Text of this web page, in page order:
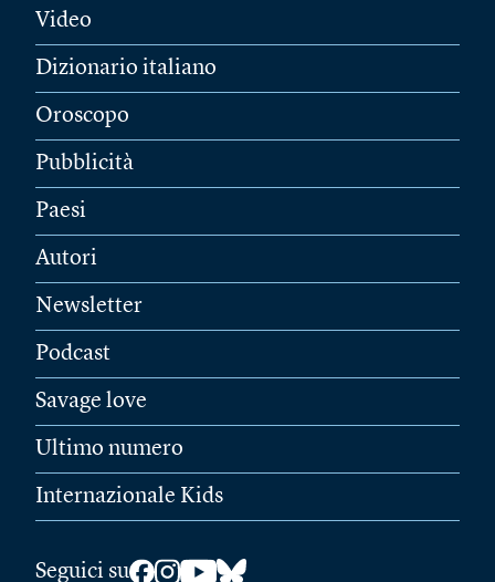
Video
Dizionario italiano
Oroscopo
Pubblicità
Paesi
Autori
Newsletter
Podcast
Savage love
Ultimo numero
Internazionale Kids
Seguici su